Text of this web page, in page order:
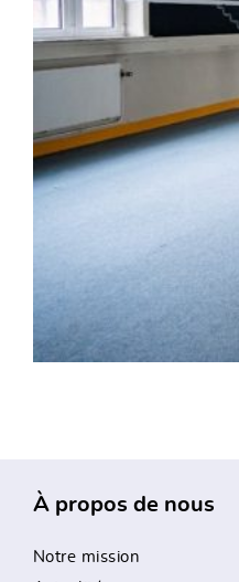
À propos de nous
Notre mission